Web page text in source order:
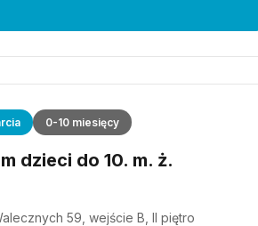
0-10 miesięcy
dzieci do 10. m. ż.
59, wejście B, II piętro